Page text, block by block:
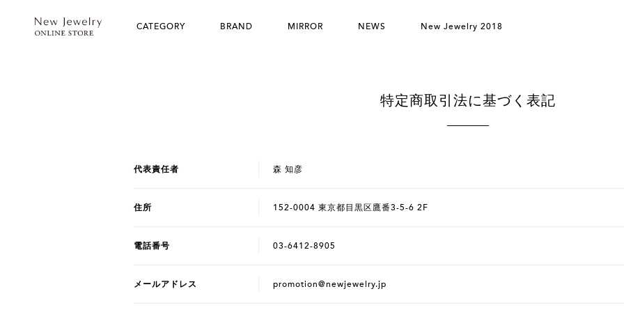
CATEGORY BRAND MIRROR NEWS New Jewelry 2018
特定商取引法に基づく表記
代表責任者 森 知彦
住所 152-0004 東京都目黒区鷹番3-5-6 2F
電話番号 03-6412-8905
メールアドレス promotion@newjewelry.jp